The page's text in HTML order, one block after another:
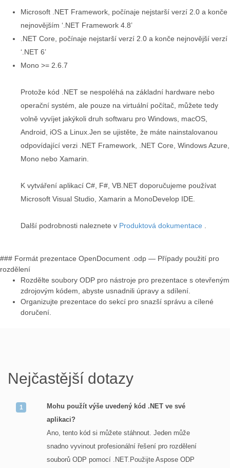
Microsoft .NET Framework, počínaje nejstarší verzí 2.0 a konče
nejnovějším ‘.NET Framework 4.8’
.NET Core, počínaje nejstarší verzí 2.0 a konče nejnovější verzí
‘.NET 6’
Mono >= 2.6.7
Protože kód .NET se nespoléhá na základní hardware nebo
operační systém, ale pouze na virtuální počítač, můžete tedy
volně vyvíjet jakýkoli druh softwaru pro Windows, macOS,
Android, iOS a Linux.Jen se ujistěte, že máte nainstalovanou
odpovídající verzi .NET Framework, .NET Core, Windows Azure,
Mono nebo Xamarin.
K vytváření aplikací C#, F#, VB.NET doporučujeme používat
Microsoft Visual Studio, Xamarin a MonoDevelop IDE.
Další podrobnosti naleznete v Produktová dokumentace
### Formát prezentace OpenDocument .odp — Případy použití pro
rozdělení
Rozdělte soubory ODP pro nástroje pro prezentace s otevřeným
zdrojovým kódem, abyste usnadnili úpravy a sdílení.
Organizujte prezentace do sekcí pro snazší správu a cílené
doručení.
Nejčastější dotazy
Mohu použít výše uvedený kód .NET ve své
aplikaci?
Ano, tento kód si můžete stáhnout. Jeden může
snadno vyvinout profesionální řešení pro rozdělení
souborů ODP pomocí .NET.Použijte Aspose ODP